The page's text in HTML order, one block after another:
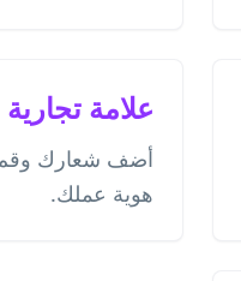
علامة
أضف شعارك وقم
هوية عملك.